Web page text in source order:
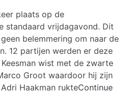
plaats op de
standaard vrijdagavond. Dit
belemmering om naar de
12 partijen werden er deze
wist met de zwarte
Groot waardoor hij zijn
Haakman rukteContinue